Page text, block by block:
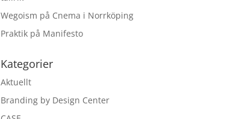
Wegoism på Cnema i Norrköping
Praktik på Manifesto
Kategorier
Aktuellt
Branding by Design Center